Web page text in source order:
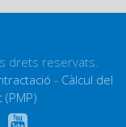
drets reservats.
- Càlcul del